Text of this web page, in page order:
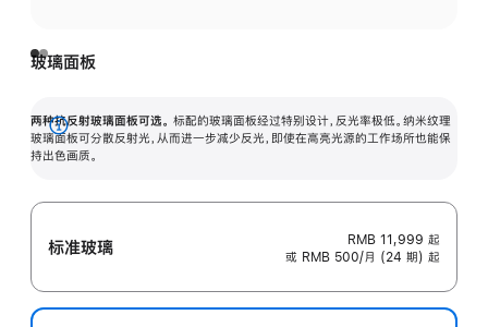
玻璃面板
两种抗反射玻璃面板可选。 标配的玻璃面板经过特别设计，反光率极低。纳米纹理
玻璃面板可分散反射光，从而进一步减少反光，即使在高亮光源的工作场所也能保
持出色画质。
展
开
标准玻璃 RMB 11,999 起
或 RMB 500/月 (24 期) 起